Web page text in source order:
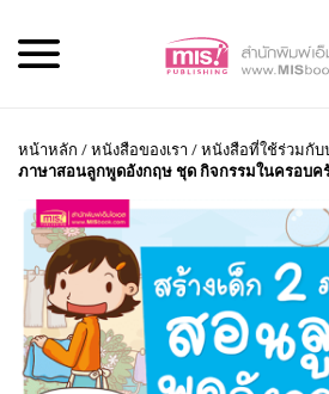
หน้าหลัก /หนังสือของเรา /หนังสือที่ใช้ร่วมกับ
ภาษาสอนลูกพูดอังกฤษ ชุด กิจกรรมในครอบค